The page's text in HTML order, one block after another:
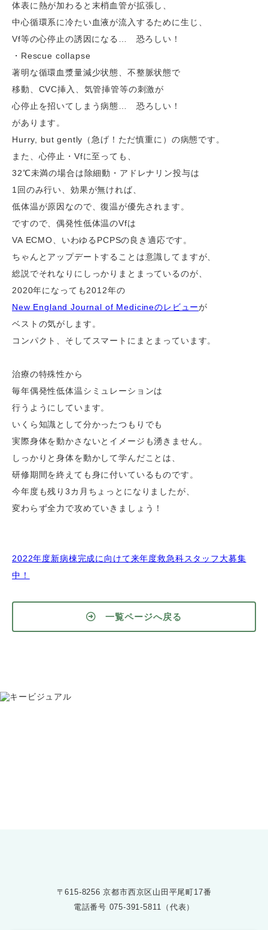
体表に熱が加わると末梢血管が拡張し、
中心循環系に冷たい血液が流入するために生じ、
Vf等の心停止の誘因になる… 恐ろしい！
・Rescue collapse
著明な循環血漿量減少状態、不整脈状態で
移動、CVC挿入、気管挿管等の刺激が
心停止を招いてしまう病態… 恐ろしい！
があります。
Hurry, but gently（急げ！ただ慎重に）の病態です。
また、心停止・Vfに至っても、
32℃未満の場合は除細動・アドレナリン投与は
1回のみ行い、効果が無ければ、
低体温が原因なので、復温が優先されます。
ですので、偶発性低体温のVfは
VA ECMO、いわゆるPCPSの良き適応です。
ちゃんとアップデートすることは意識してますが、
総説でそれなりにしっかりまとまっているのが、
2020年になっても2012年の
New England Journal of Medicineのレビューが
ベストの気がします。
コンパクト、そしてスマートにまとまっています。
治療の特殊性から
毎年偶発性低体温シミュレーションは
行うようにしています。
いくら知識として分かったつもりでも
実際身体を動かさないとイメージも湧きません。
しっかりと身体を動かして学んだことは、
研修期間を終えても身に付いているものです。
今年度も残り3カ月ちょっとになりましたが、
変わらず全力で攻めていきましょう！
2022年度新病棟完成に向けて来年度救急科スタッフ大募集
中！
一覧ページへ戻る
〒615-8256 京都市西京区山田平尾町17番
電話番号 075-391-5811（代表）